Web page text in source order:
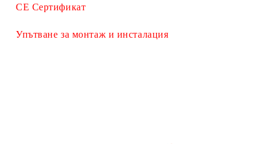
СЕ Сертификат
Упътване за монтаж и инсталация